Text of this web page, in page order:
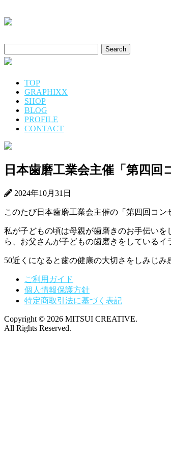
Search
for:
TOP
GRAPHIXX
SHOP
BLOG
PROFILE
CONTACT
日本歯磨工業会主催「第四
2024年10月31日
このたび日本歯磨工業会主催の「第四回コ
私が子どもの頃は母親が歯磨きのお手伝い
ら、お父さんが子どもの歯磨きをしているイ
50近くになると歯の健康の大切さをしみじみ
ご利用ガイド
個人情報保護方針
特定商取引法に基づく表記
Copyright © 2026 MITSUI CREATIVE.
All Rights Reserved.